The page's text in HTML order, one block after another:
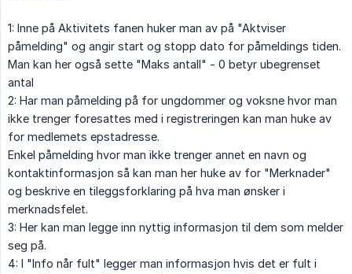
1: Inne på Aktivitets fanen huker man av på "Aktviser
påmelding" og angir start og stopp dato for påmeldings tiden.
Man kan her også sette "Maks antall" - 0 betyr ubegrenset
antal
2: Har man påmelding på for ungdommer og voksne hvor man
ikke trenger foresattes med i registreringen kan man huke av
for medlemets epstadresse.
Enkel påmelding hvor man ikke trenger annet en navn og
kontaktinformasjon så kan man her huke av for "Merknader"
og beskrive en tileggsforklaring på hva man ønsker i
merknadsfelet.
3: Her kan man legge inn nyttig informasjon til dem som melder
seg på.
4: I "Info når fult" legger man informasjon hvis det er fult i